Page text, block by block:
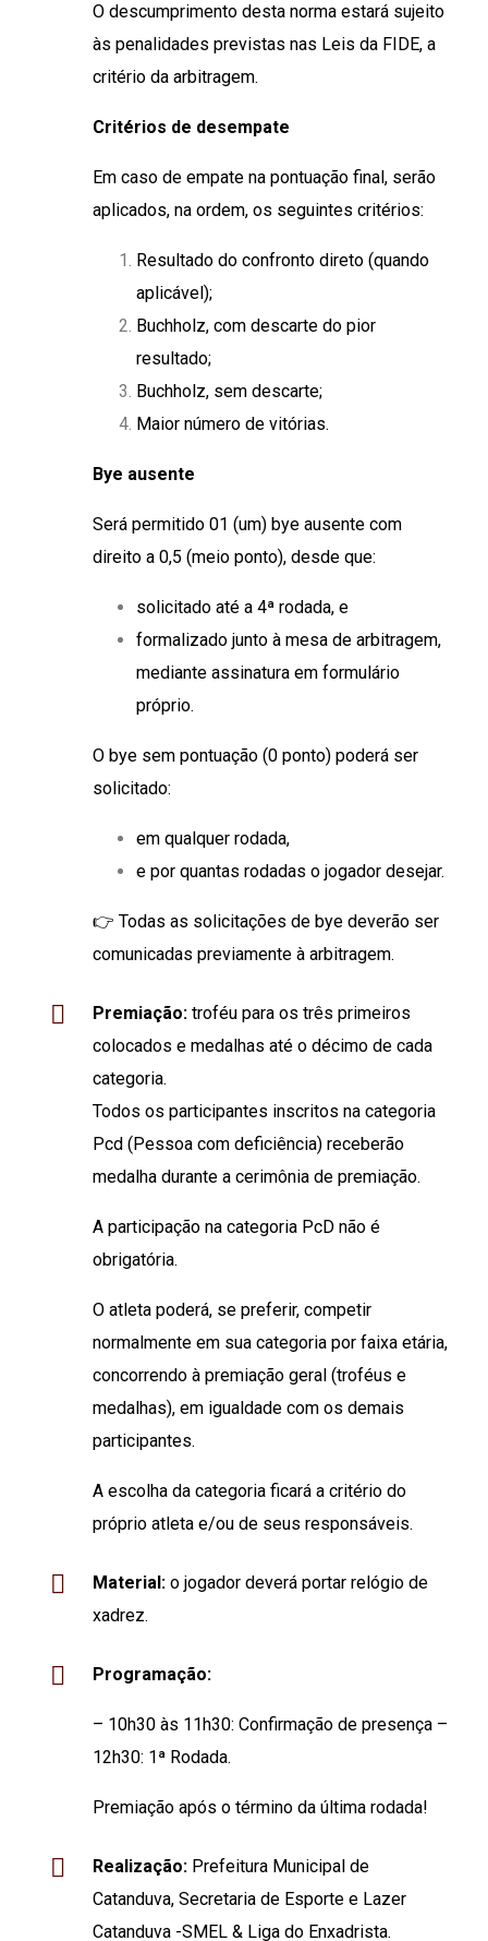
O descumprimento desta norma estará sujeito
às penalidades previstas nas Leis da FIDE, a
critério da arbitragem.
Critérios de desempate
Em caso de empate na pontuação final, serão
aplicados, na ordem, os seguintes critérios:
Resultado do confronto direto (quando
aplicável);
Buchholz, com descarte do pior
resultado;
Buchholz, sem descarte;
Maior número de vitórias.
Bye ausente
Será permitido 01 (um) bye ausente com
direito a 0,5 (meio ponto), desde que:
solicitado até a 4ª rodada, e
formalizado junto à mesa de arbitragem,
mediante assinatura em formulário
próprio.
O bye sem pontuação (0 ponto) poderá ser
solicitado:
em qualquer rodada,
e por quantas rodadas o jogador desejar.
👉 Todas as solicitações de bye deverão ser
comunicadas previamente à arbitragem.
Premiação:troféu para os três primeiros
colocados e medalhas até o décimo de cada
categoria.
Todos os participantes inscritos na categoria
Pcd (Pessoa com deficiência) receberão
medalha durante a cerimônia de premiação.
A participação na categoria PcD não é
obrigatória.
O atleta poderá, se preferir, competir
normalmente em sua categoria por faixa etária,
concorrendo à premiação geral (troféus e
medalhas), em igualdade com os demais
participantes.
A escolha da categoria ficará a critério do
próprio atleta e/ou de seus responsáveis.
Material:o jogador deverá portar relógio de
xadrez.
Programação:
– 10h30 às 11h30: Confirmação de presença –
12h30: 1ª Rodada.
Premiação após o término da última rodada!
Realização: Prefeitura Municipal de
Catanduva,Secretaria de Esporte e Lazer
Catanduva -SMEL & Liga do Enxadrista.